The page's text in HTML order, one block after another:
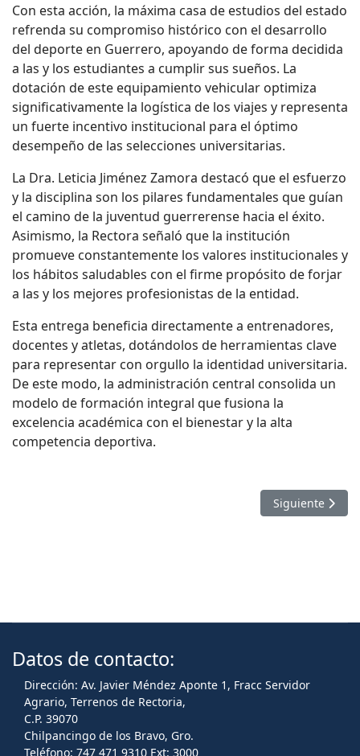
Con esta acción, la máxima casa de estudios del estado
refrenda su compromiso histórico con el desarrollo
del deporte en Guerrero, apoyando de forma decidida
a las y los estudiantes a cumplir sus sueños. La
dotación de este equipamiento vehicular optimiza
significativamente la logística de los viajes y representa
un fuerte incentivo institucional para el óptimo
desempeño de las selecciones universitarias.
La Dra. Leticia Jiménez Zamora destacó que el esfuerzo
y la disciplina son los pilares fundamentales que guían
el camino de la juventud guerrerense hacia el éxito.
Asimismo, la Rectora señaló que la institución
promueve constantemente los valores institucionales y
los hábitos saludables con el firme propósito de forjar
a las y los mejores profesionistas de la entidad.
Esta entrega beneficia directamente a entrenadores,
docentes y atletas, dotándolos de herramientas clave
para representar con orgullo la identidad universitaria.
De este modo, la administración central consolida un
modelo de formación integral que fusiona la
excelencia académica con el bienestar y la alta
competencia deportiva.
Artículo
Siguiente
Datos de contacto:
Dirección: Av. Javier Méndez Aponte 1, Fracc Servidor
Agrario, Terrenos de Rectoria,
C.P. 39070
Chilpancingo de los Bravo, Gro.
Teléfono: 747 471 9310 Ext: 3000